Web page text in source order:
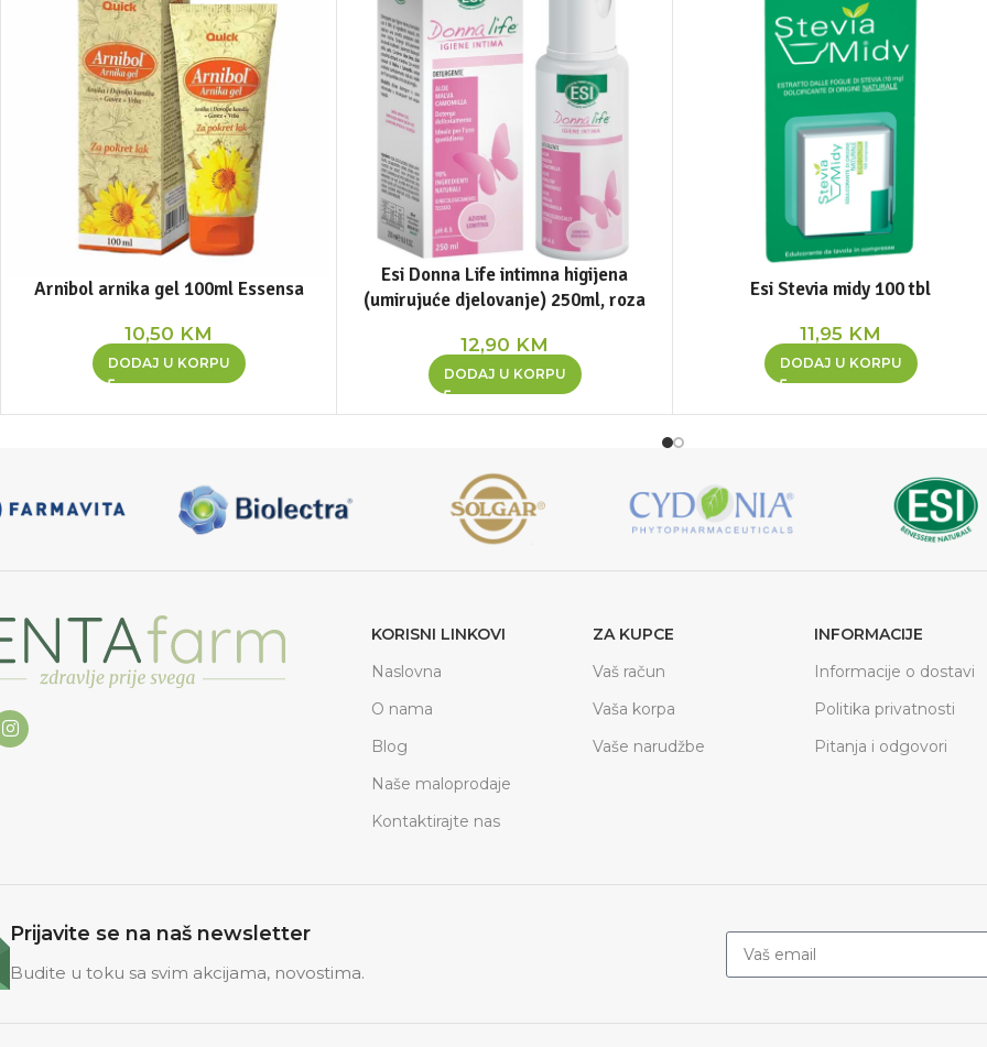
Arnibol arnika gel 100ml Essensa
10,50 KM
DODAJ U KORPU
Esi Donna Life intimna higijena
(umirujuće djelovanje) 250ml, roza
12,90 KM
DODAJ U KORPU
Esi Stevia midy 100 tbl
11,95 KM
DODAJ U KORPU
KORISNI LINKOVI
Naslovna
O nama
Blog
Naše maloprodaje
Kontaktirajte nas
ZA KUPCE
Vaš račun
Vaša korpa
Vaše narudžbe
INFORMACIJE
Informacije o dostavi
Politika privatnosti
Pitanja i odgovori
Prijavite se na naš newsletter
Budite u toku sa svim akcijama, novostima.